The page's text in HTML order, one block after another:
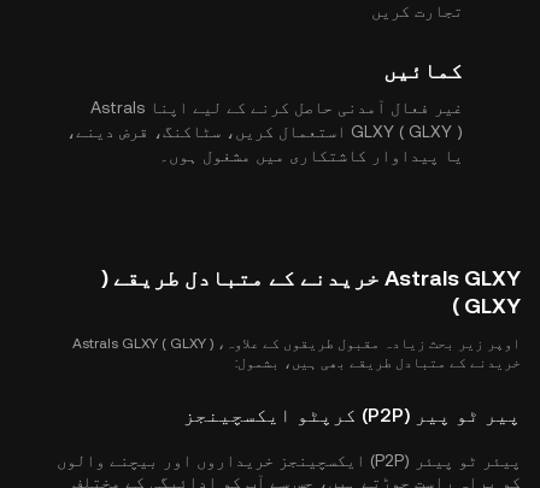
تجارت کریں
کمائیں
غیر فعال آمدنی حاصل کرنے کے لیے اپنا Astrals
GLXY ( GLXY ) استعمال کریں، سٹاکنگ، قرض دینے،
یا پیداوار کاشتکاری میں مشغول ہوں۔
Astrals GLXY خریدنے کے متبادل طریقے (
GLXY )
اوپر زیر بحث زیادہ مقبول طریقوں کے علاوہ، Astrals GLXY ( GLXY )
خریدنے کے متبادل طریقے بھی ہیں، بشمول:
پیر ٹو پیر (P2P) کرپٹو ایکسچینجز
پیئر ٹو پیئر (P2P) ایکسچینجز خریداروں اور بیچنے والوں
کو براہ راست جوڑتے ہیں، جس سے آپ کو ادائیگی کے مختلف